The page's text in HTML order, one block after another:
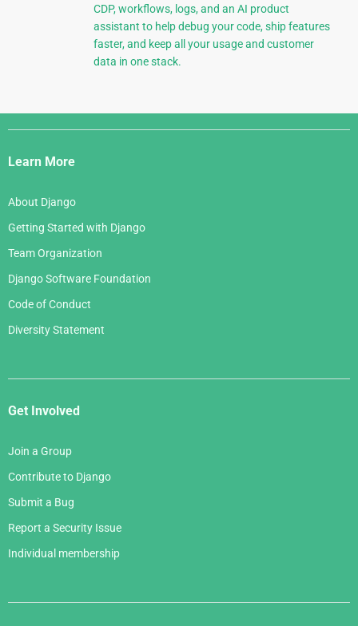
CDP, workflows, logs, and an AI product
assistant to help debug your code, ship features
faster, and keep all your usage and customer
data in one stack.
Django
Links
Learn More
About Django
Getting Started with Django
Team Organization
Django Software Foundation
Code of Conduct
Diversity Statement
Get Involved
Join a Group
Contribute to Django
Submit a Bug
Report a Security Issue
Individual membership